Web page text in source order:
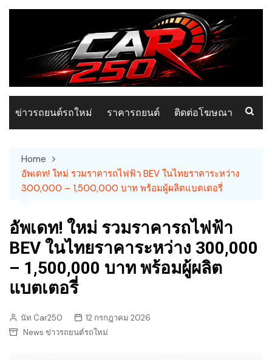
Skip
ข่าวรถยนต์รถใหม่ ราคารถยนต์ ติดต่อโฆษณา
Home
อัพเดท! ใหม่ รวมราคารถไฟฟ้า BEV ในไทยราคาระหว่าง
300,000 – 1,500,000 บาท พร้อมผู้ผลิตแบตเตอรี่
อัพเดท! ใหม่ รวมราคารถไฟฟ้า
BEV ในไทยราคาระหว่าง 300,000
– 1,500,000 บาท พร้อมผู้ผลิต
แบตเตอรี่
นัท Car250
12 กรกฎาคม 2026
News ข่าวรถยนต์รถใหม่